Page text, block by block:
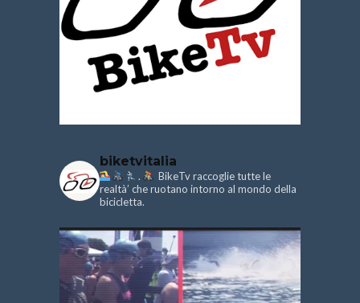
biketvitalia
.
BikeTv raccoglie tutte le
realtà’ che ruotano intorno al mondo della
bicicletta.